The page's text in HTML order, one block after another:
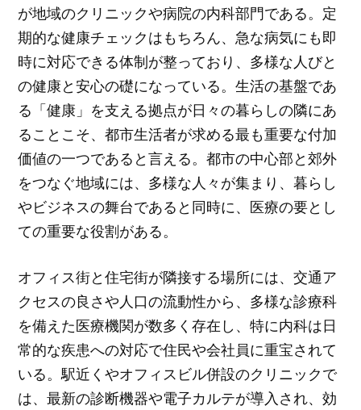
が地域のクリニックや病院の内科部門である。定
期的な健康チェックはもちろん、急な病気にも即
時に対応できる体制が整っており、多様な人びと
の健康と安心の礎になっている。生活の基盤であ
る「健康」を支える拠点が日々の暮らしの隣にあ
ることこそ、都市生活者が求める最も重要な付加
価値の一つであると言える。都市の中心部と郊外
をつなぐ地域には、多様な人々が集まり、暮らし
やビジネスの舞台であると同時に、医療の要とし
ての重要な役割がある。
オフィス街と住宅街が隣接する場所には、交通ア
クセスの良さや人口の流動性から、多様な診療科
を備えた医療機関が数多く存在し、特に内科は日
常的な疾患への対応で住民や会社員に重宝されて
いる。駅近くやオフィスビル併設のクリニックで
は、最新の診断機器や電子カルテが導入され、効